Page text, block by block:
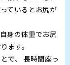
ているとお尻が
身の体重でお尻
ます。
で、 長時間座っ